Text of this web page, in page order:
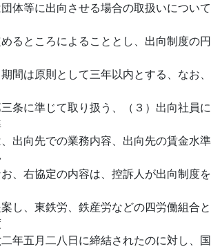
体等に出向させる場合の取扱いについて
るところによることとし、出向制度の円
間は原則として三年以内とする、なお、
条に準じて取り扱う、（３）出向社員に
出向先での業務内容、出向先の賃金水準
、右協定の内容は、控訴人が出向制度を
し、東鉄労、鉄産労などの四労働組合と
年五月二八日に締結されたのに対し、国